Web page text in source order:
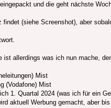
und die geht nächste
findet (siehe Screenshot), aber
ist allerdings was ich nun mache,
Mist
(Vodafone) Mist
1. Quartal 2024 (was ich für ein
aktuell Werbung gemacht, aber